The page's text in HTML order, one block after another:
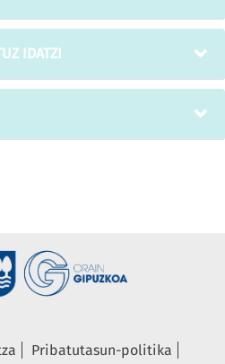
IDATZI
Pribatutasun-politika